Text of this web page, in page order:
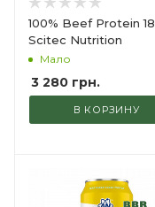
100% Beef Protein
Scitec Nutrition
Мало
3 280 грн.
В КОРЗИНУ